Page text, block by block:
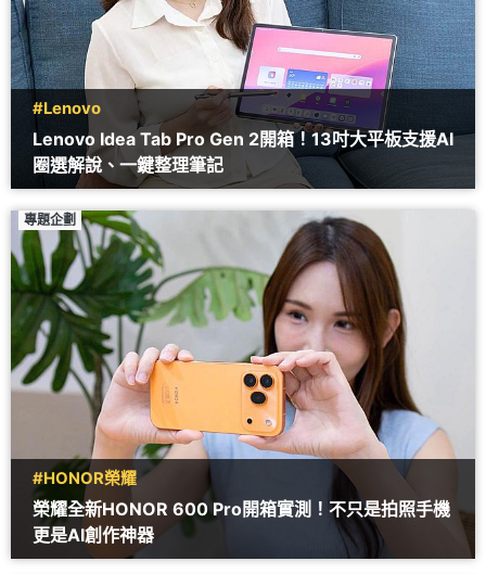
#Lenovo
Lenovo Idea Tab Pro Gen 2開箱！13吋大平板支援AI
圈選解說、一鍵整理筆記
專題企劃
#HONOR榮耀
榮耀全新HONOR 600 Pro開箱實測！不只是拍照手機
更是AI創作神器